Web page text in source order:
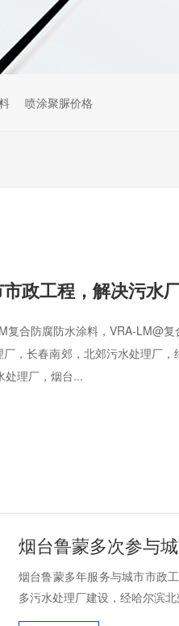
喷涂聚脲价格
政工程，解决污水
合防腐防水涂料，VRA-LM@复
，长春南郊，北郊污水处理厂，
处理厂，烟台...
烟台鲁蒙多次参与
烟台鲁蒙多年服务与城市市政
多污水处理厂建设，经哈尔滨